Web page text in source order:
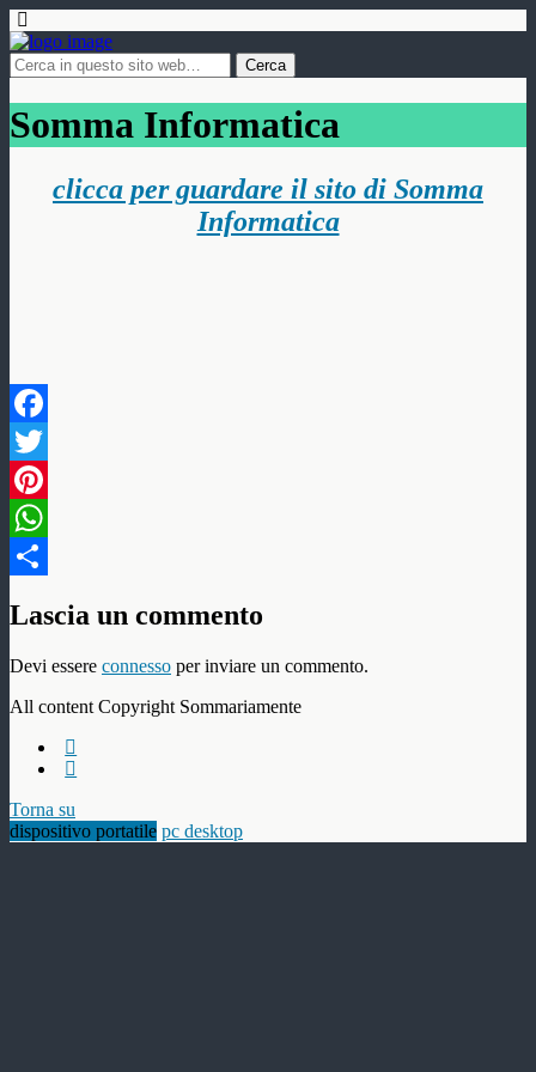
Somma Informatica
clicca per guardare il sito di Somma
Informatica
Facebook
Twitter
Pinterest
WhatsApp
Lascia un commento
Devi essere connesso per inviare un commento.
All content Copyright Sommariamente
Torna su
dispositivo portatile pc desktop